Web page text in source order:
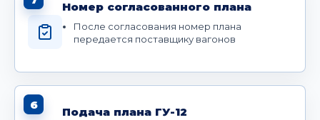
Номер согласованного плана
После согласования номер плана
передается поставщику вагонов
6
Подача плана ГУ-12